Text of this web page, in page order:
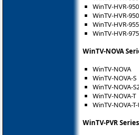
WinTV-HVR-950
WinTV-HVR-
WinTV-HVR-
WinTV-HVR-975
WinTV-NOVA
WinTV-NOVA
WinTV-NOVA-S
WinTV-NOVA-
WinTV-NOVA-T
WinTV-NOVA-
WinTV-PVR Series